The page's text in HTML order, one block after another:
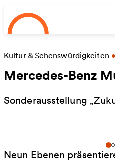
Zum Hauptinhalt springen
Kultur & Sehenswürdigkeiten •
Mercedes-Benz
Sonderausstellung
Neun Ebenen